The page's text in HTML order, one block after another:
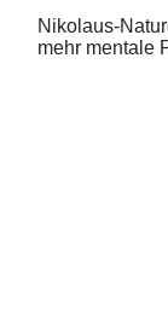
Nikolaus-
mehr mentale